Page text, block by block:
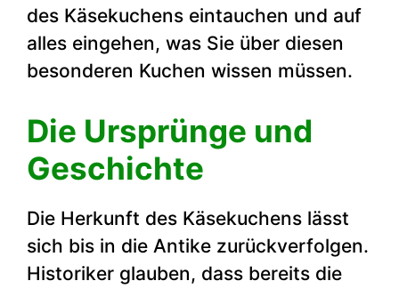
des Käsekuchens eintauchen und auf
alles eingehen, was Sie über diesen
besonderen Kuchen wissen müssen.
Die Ursprünge und
Geschichte
Die Herkunft des Käsekuchens lässt
sich bis in die Antike zurückverfolgen.
Historiker glauben, dass bereits die